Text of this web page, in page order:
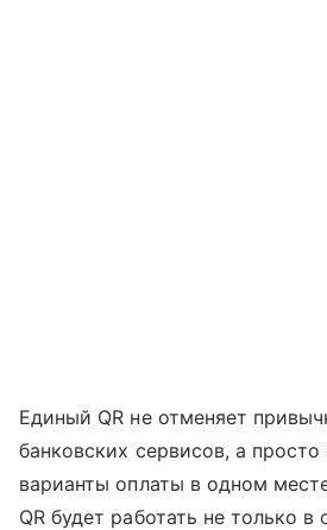
Единый QR не отменяет
банковских сервисов, а
варианты оплаты в одном
QR будет работать не только в